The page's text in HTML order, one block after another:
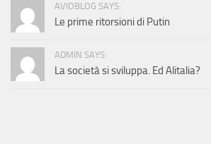
AVIOBLOG SAYS:
Le prime ritorsioni di Putin
ADMIN SAYS:
La società si sviluppa. Ed Alitalia?